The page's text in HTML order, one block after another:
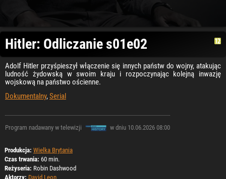
Hitler: Odliczanie s01e02
Adolf Hitler przyśpieszył włączenie się innych państw do wojny, atakując
ludność żydowską w swoim kraju i rozpoczynając kolejną inwazję
wojskową na państwo ościenne.
Dokumentalny,Serial
Program nadawany w telewizji w dniu 10.06.2026 08:00
Produkcja: Wielka Brytania
Czas trwania: 60 min.
Reżyseria: Robin Dashwood
Aktorzy: David Leon